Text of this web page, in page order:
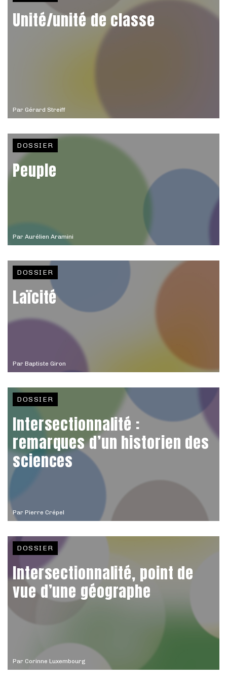
Par Gérard Streiff
Unité/unité de classe
Par Aurélien Aramini
DOSSIER
Peuple
Par Baptiste Giron
DOSSIER
Laïcité
Par Pierre Crépel
DOSSIER
Intersectionnalité :
remarques d’un historien des
sciences
Par Corinne Luxembourg
DOSSIER
Intersectionnalité, point de
vue d’une géographe